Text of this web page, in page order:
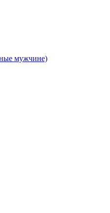
мужчине)